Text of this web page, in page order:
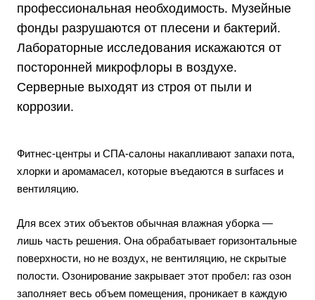
профессиональная необходимость. Музейные
фонды разрушаются от плесени и бактерий.
Лабораторные исследования искажаются от
посторонней микрофлоры в воздухе.
Серверные выходят из строя от пыли и
коррозии.
Фитнес-центры и СПА-салоны накапливают запахи пота,
хлорки и аромамасел, которые въедаются в surfaces и
вентиляцию.
Для всех этих объектов обычная влажная уборка —
лишь часть решения. Она обрабатывает горизонтальные
поверхности, но не воздух, не вентиляцию, не скрытые
полости. Озонирование закрывает этот пробел: газ озон
заполняет весь объем помещения, проникает в каждую